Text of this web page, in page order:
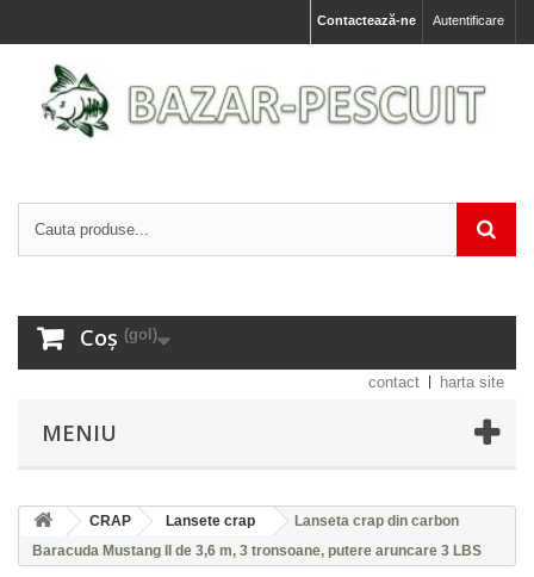
Autentificare
Contactează-ne
Coș (gol)
contact harta site
MENIU
CRAP Lansete crap
Lanseta crap din carbon
Baracuda Mustang II de 3,6 m, 3 tronsoane, putere aruncare 3 LBS